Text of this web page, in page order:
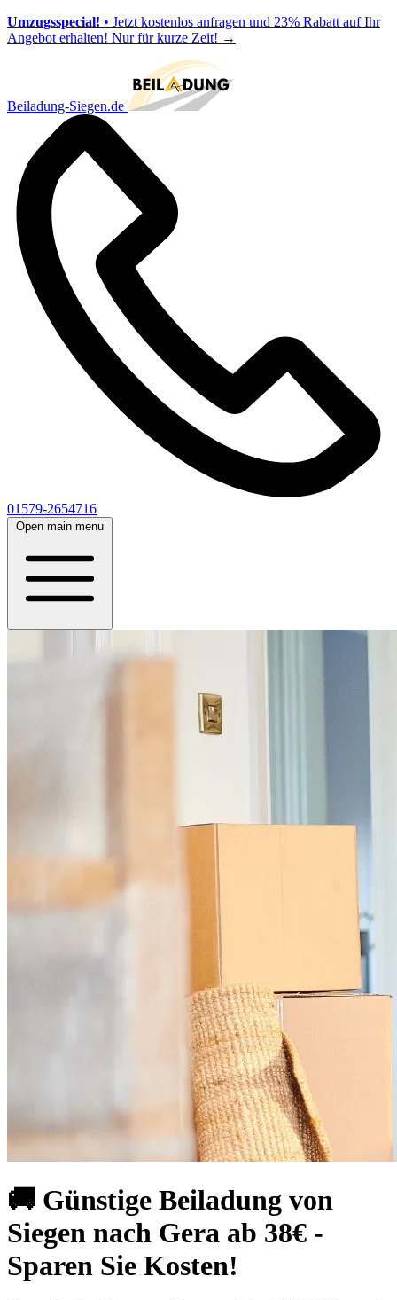
Umzugsspecial! • Jetzt kostenlos anfragen und 23% Rabatt auf Ihr
Angebot erhalten! Nur für kurze Zeit! →
Beiladung-Siegen.de
01579-2654716
Open main menu
🚚 Günstige Beiladung von
Siegen nach Gera ab 38€ -
Sparen Sie Kosten!